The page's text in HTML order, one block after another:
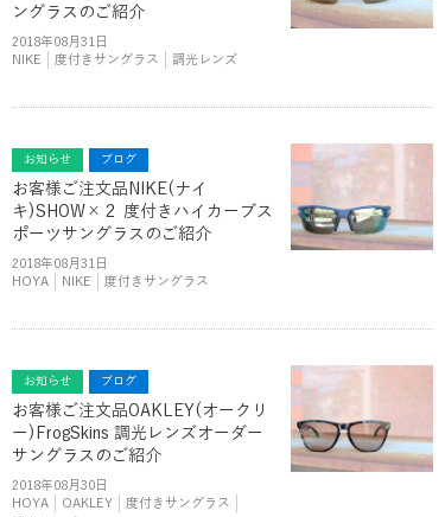
ングラスのご紹介
2018年08月31日
NIKE
度付きサングラス 調光レンズ
お知らせ ブログ
お客様ご注文品NIKE(ナイ
キ)SHOW×２ 度付きハイカーブス
ポーツサングラスのご紹介
2018年08月31日
HOYA
NIKE 度付きサングラス
お知らせ ブログ
お客様ご注文品OAKLEY(オークリ
ー)FrogSkins 調光レンズオーダー
サングラスのご紹介
2018年08月30日
HOYA
OAKLEY
度付きサングラス